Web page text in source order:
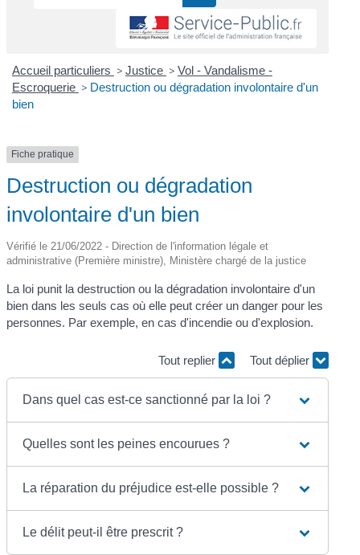
Accueil particuliers > Justice > Vol - Vandalisme -
Escroquerie > Destruction ou dégradation involontaire d'un
bien
Fiche pratique
Destruction ou dégradation
involontaire d'un bien
Vérifié le 21/06/2022 - Direction de l'information légale et
administrative (Première ministre), Ministère chargé de la justice
La loi punit la destruction ou la dégradation involontaire d'un
bien dans les seuls cas où elle peut créer un danger pour les
personnes. Par exemple, en cas d'incendie ou d'explosion.
Tout replier Tout déplier
Dans quel cas est-ce sanctionné par la loi ?
Quelles sont les peines encourues ?
La réparation du préjudice est-elle possible ?
Le délit peut-il être prescrit ?